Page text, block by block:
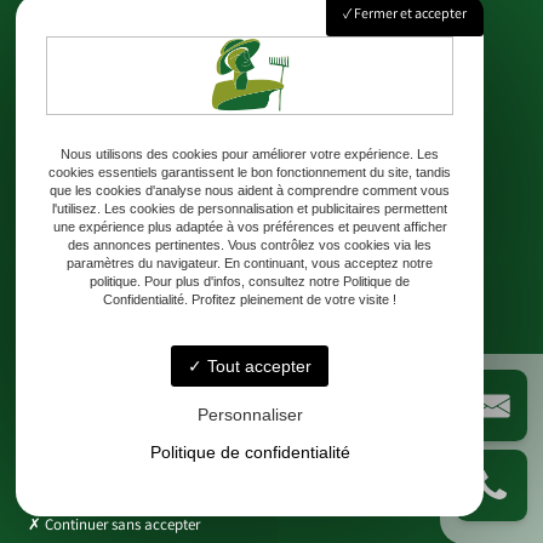
Adresse
8 Chem. de Rateau 24230 Lamothe-Montravel
Téléphone
06 99 31 87 58
Email
contact@lesjardinsderateau.fr
Horaires
Lundi - Samedi : 10h - 18h
Fermer et accepter
Nous utilisons des cookies pour améliorer votre expérience. Les
cookies essentiels garantissent le bon fonctionnement du site, tandis
que les cookies d'analyse nous aident à comprendre comment vous
l'utilisez. Les cookies de personnalisation et publicitaires permettent
une expérience plus adaptée à vos préférences et peuvent afficher
des annonces pertinentes. Vous contrôlez vos cookies via les
paramètres du navigateur. En continuant, vous acceptez notre
politique. Pour plus d'infos, consultez notre Politique de
Confidentialité. Profitez pleinement de votre visite !
Tout accepter
Personnaliser
Politique de confidentialité
Continuer sans accepter